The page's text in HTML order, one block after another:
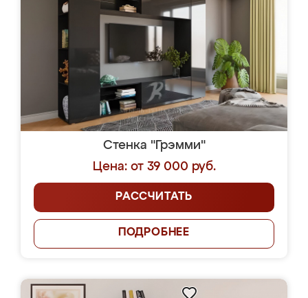
Стенка "Грэмми"
Цена: от 39 000 руб.
РАССЧИТАТЬ
ПОДРОБНЕЕ